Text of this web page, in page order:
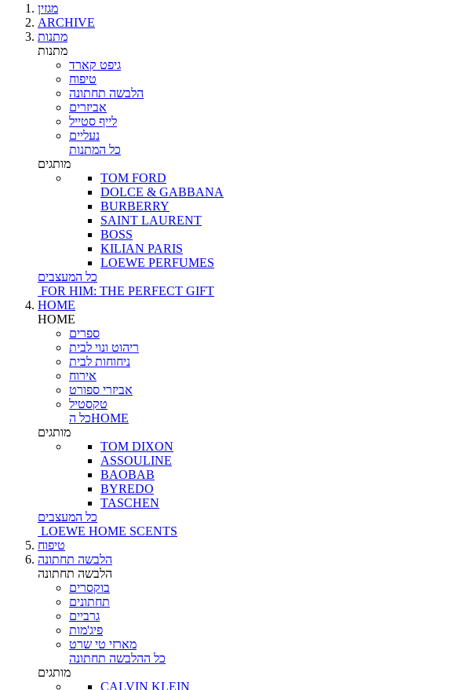
מגזין
ARCHIVE
מתנות
מתנות
גיפט קארד
טיפוח
הלבשה תחתונה
אביזרים
לייף סטייל
נעליים
כל המתנות
מותגים
TOM FORD
DOLCE & GABBANA
BURBERRY
SAINT LAURENT
BOSS
KILIAN PARIS
LOEWE PERFUMES
כל המעצבים
FOR HIM: THE PERFECT GIFT
HOME
HOME
ספרים
ריהוט ונוי לבית
ניחוחות לבית
אירוח
אביזרי ספורט
טקסטיל
כל הHOME
מותגים
TOM DIXON
ASSOULINE
BAOBAB
BYREDO
TASCHEN
כל המעצבים
LOEWE HOME SCENTS
טיפוח
הלבשה תחתונה
הלבשה תחתונה
בוקסרים
תחתונים
גרביים
פיג'מות
מארזי טי שרט
כל ההלבשה תחתונה
מותגים
CALVIN KLEIN